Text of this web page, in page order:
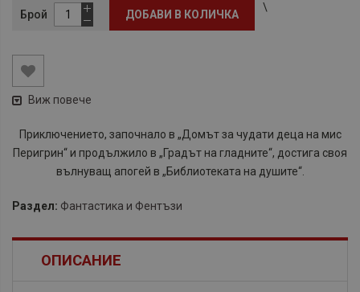
Брой ДОБАВИ В КОЛИЧКА
\
Виж повече
Приключението, започнало в „Домът за чудати деца на мис
Перигрин“ и продължило в „Градът на гладните“, достига своя
вълнуващ апогей в „Библиотеката на душите“.
Раздел: Фантастика и Фентъзи
ОПИСАНИЕ